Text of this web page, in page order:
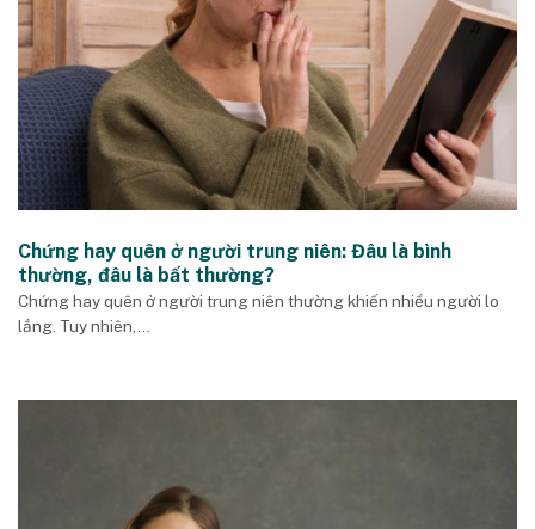
Chứng hay quên ở người trung niên: Đâu là bình
thường, đâu là bất thường?
Chứng hay quên ở người trung niên thường khiến nhiều người lo
lắng. Tuy nhiên,...